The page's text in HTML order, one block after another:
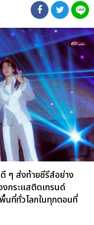
ๆ ส่งท้ายซีรีส์อย่าง
กระแสติดเทรนด์
นที่ทั่วโลกในทุกตอนที่